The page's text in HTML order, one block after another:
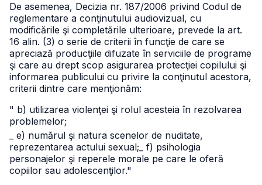
De asemenea, Decizia nr. 187/2006 privind Codul de
reglementare a conţinutului audiovizual, cu
modificările şi completările ulterioare, prevede la art.
16 alin. (3) o serie de criterii în funcţie de care se
apreciază producţiile difuzate în serviciile de programe
şi care au drept scop asigurarea protecţiei copilului şi
informarea publicului cu privire la conţinutul acestora,
criterii dintre care menţionăm:
" b) utilizarea violenţei şi rolul acesteia în rezolvarea
problemelor;
_ e) numărul şi natura scenelor de nuditate,
reprezentarea actului sexual; _ f) psihologia
personajelor şi reperele morale pe care le oferă
copiilor sau adolescenţilor."